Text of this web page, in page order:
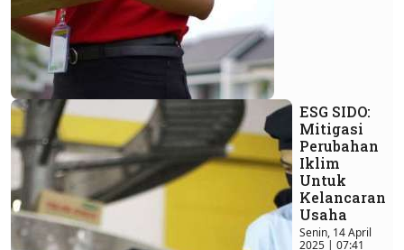
ESG SIDO:
Mitigasi
Perubahan
Iklim
Untuk
Kelancaran
Usaha
Senin, 14 April
2025 | 07:41